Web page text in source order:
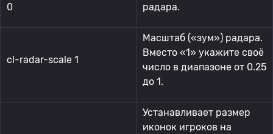
0
радара.
cl-radar-scale 1
Масштаб («зум») радара.
Вместо «1» укажите своё
число в диапазоне от 0.25
до 1.
Устанавливает размер
иконок игроков на